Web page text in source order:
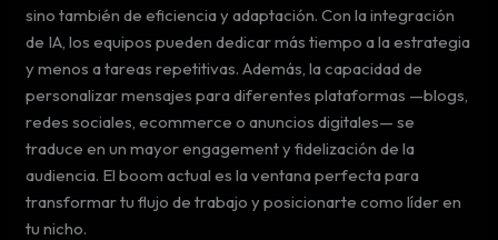
sino también de eficiencia y adaptación. Con la integración
de IA, los equipos pueden dedicar más tiempo a la estrategia
y menos a tareas repetitivas. Además, la capacidad de
personalizar mensajes para diferentes plataformas —blogs,
redes sociales, ecommerce o anuncios digitales— se
traduce en un mayor engagement y fidelización de la
audiencia. El boom actual es la ventana perfecta para
transformar tu flujo de trabajo y posicionarte como líder en
tu nicho.